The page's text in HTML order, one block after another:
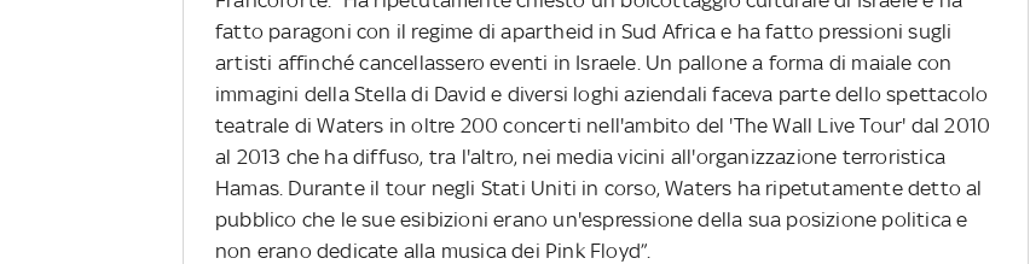
fatto paragoni con il regime di apartheid in Sud Africa e ha fatto pressioni sugli
artisti affinché cancellassero eventi in Israele. Un pallone a forma di maiale con
immagini della Stella di David e diversi loghi aziendali faceva parte dello spettacolo
teatrale di Waters in oltre 200 concerti nell'ambito del 'The Wall Live Tour' dal 2010
al 2013 che ha diffuso, tra l'altro, nei media vicini all'organizzazione terroristica
Hamas. Durante il tour negli Stati Uniti in corso, Waters ha ripetutamente detto al
pubblico che le sue esibizioni erano un'espressione della sua posizione politica e
non erano dedicate alla musica dei Pink Floyd”.